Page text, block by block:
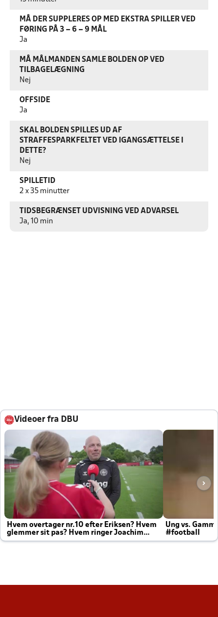
MÅ DER SUPPLERES OP MED EKSTRA SPILLER VED
FØRING PÅ 3 – 6 – 9 MÅL
Ja
MÅ MÅLMANDEN SAMLE BOLDEN OP VED
TILBAGELÆGNING
Nej
OFFSIDE
Ja
SKAL BOLDEN SPILLES UD AF
STRAFFESPARKFELTET VED IGANGSÆTTELSE I
DETTE?
Nej
SPILLETID
2 x 35 minutter
TIDSBEGRÆNSET UDVISNING VED ADVARSEL
Ja, 10 min
Videoer fra DBU
Hvem overtager nr.10 efter Eriksen? Hvem
glemmer sit pas? Hvem ringer Joachim
altid til efter kampe?
Ung vs.
#football